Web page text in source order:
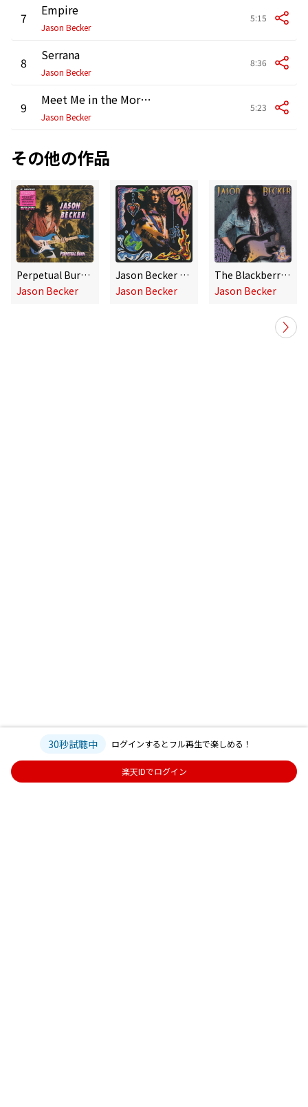
7 Empire
Jason Becker
5:15
8 Serrana
Jason Becker
8:36
9 Meet Me in the Morning
Jason Becker
5:23
その他の作品
Perpetual Burn: 30th Anniversary Reissue
Jason Becker
Jason Becker Collection
Jason Becker
The Blackberry Jams
Jason Becker
30秒試聴中 ログインするとフル再生で楽しめる！
楽天IDでログイン